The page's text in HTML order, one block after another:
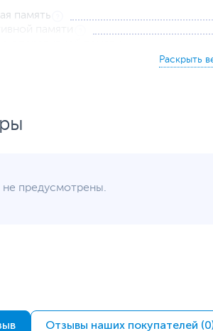
память
не предусмотрены.
Отзывы наших покупателей